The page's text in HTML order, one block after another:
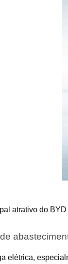
atrativo do
elétrica,